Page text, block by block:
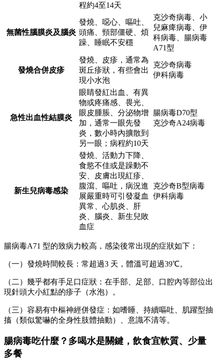
程約4至14天
無菌性腦膜炎及腦炎
發燒、噁心、嘔吐、
頭痛、頸部僵硬、煩
躁、睡眠不安穩
克沙奇病毒、小
兒麻痺病毒、伊
科病毒、腸病毒
A71型
發燒合併皮疹
發燒、皮疹，通常為
斑丘疹狀，有些會出
現小水泡
克沙奇病毒
伊科病毒
急性出血性結膜炎
眼睛發紅出血、有異
物或疼痛感、畏光、
眼皮腫脹、分泌物增
加，通常一眼先發
炎，數小時內擴散到
另一眼；病程約10天
腸病毒D70型
克沙奇A24病毒
新生兒病毒感染
發燒、活動力下降、
食慾不佳或是躁動不
安、皮膚出現紅疹、
腹瀉、嘔吐，病況進
展嚴重時可引發凝血
異常、心肌炎、肝
炎、腦炎、新生兒敗
血症
克沙奇B型病毒
伊科病毒
腸病毒A71 型的致病力較高，感染後常出現的症狀如下：
（一）發燒時間較長：常超過3 天，體溫可超過39℃。
（二）幾乎都有手足口症狀：在手部、足部、口腔內等部位出
現針頭大小紅點的疹子（水泡）。
（三）容易有中樞神經併發症：如嗜睡、持續嘔吐、肌躍型抽
搐（類似驚嚇的全身性肢體抽動）、意識不清等。
腸病毒吃什麼？多喝水是關鍵，飲食宜軟質、少量
多餐